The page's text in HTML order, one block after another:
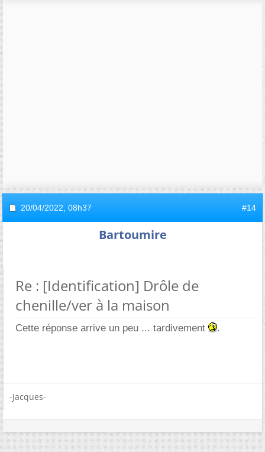
20/04/2022, 08h37 #14
Bartoumire
Re : [Identification] Drôle de
chenille/ver à la maison
Cette réponse arrive un peu ... tardivement .
-Jacques-